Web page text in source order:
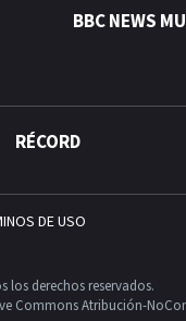
BBC NEWS
RÉCORD
DE USO
los derechos reservados.
Commons Atribución-